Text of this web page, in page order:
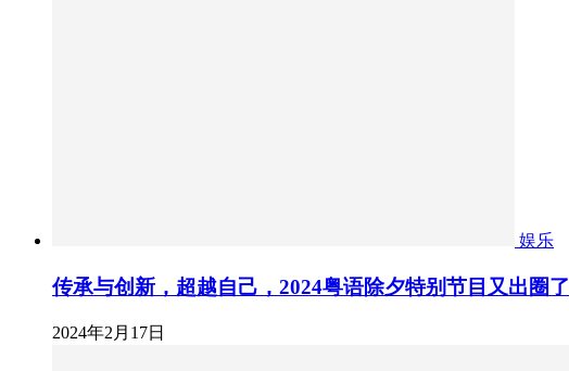
娱乐
传承与创新，超越自己，2024粤语除夕特别节目又出圈了
2024年2月17日